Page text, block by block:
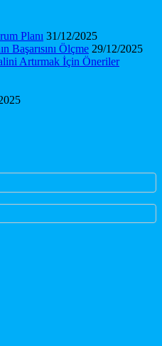
Planı 31/12/2025
Başarısını Ölçme 29/12/2025
Artırmak İçin Öneriler